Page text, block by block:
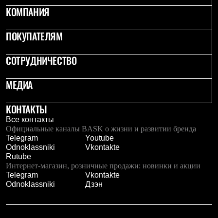
PEAK
ЗА ПОЛЯРНЫМ КРУГОМ
BASK kids
CITY
ИДЁМ В ПОХОД
Дневник капитана
Каталог дилеров
Компания
История
Отцы основатели
Производство
Баск в вашем городе
Контроль качества
Технологии
Команда Баск
Сотрудничество
Дилерам
Стать дилером
КОМПАНИЯ
ПОКУПАТЕЛЯМ
СОТРУДНИЧЕСТВО
МЕДИА
КОНТАКТЫ
Все контакты
Официальные каналы BASK о жизни и развитии бренда
Telegram
Youtube
Odnoklassniki
Vkontakte
Rutube
Интернет-магазин, розничные продажи: новинки и акции
Telegram
Vkontakte
Odnoklassniki
Дзэн